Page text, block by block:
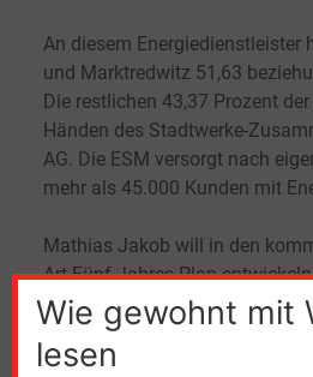
Wie gewohnt mit
lesen
An diesem Energiedienstleister
und Marktredwitz 51,63
Die restlichen 43,37 Prozent
Händen des Stadtwerke-
AG. Die ESM versorgt nach
mehr als 45.000 Kunden mit
Mathias Jakob will in den
Art Fünf-Jahres-Plan
Kooperation mit den
sich ESM und AWS im Jahr
Der neue Chef will auch neue